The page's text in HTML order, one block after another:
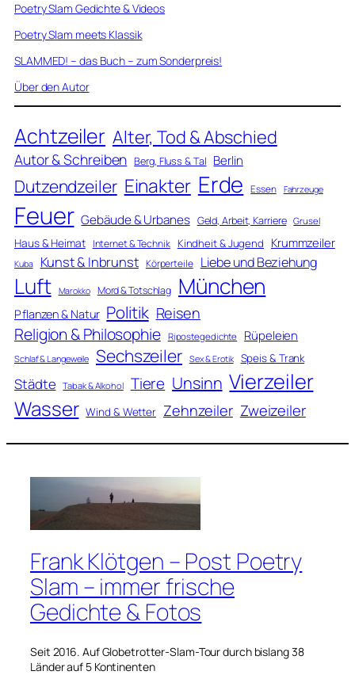
Poetry Slam Gedichte & Videos
Poetry Slam meets Klassik
SLAMMED! – das Buch – zum Sonderpreis!
Über den Autor
Achtzeiler Alter, Tod & Abschied
Autor & Schreiben Berg, Fluss & Tal Berlin
Dutzendzeiler Einakter Erde Essen Fahrzeuge
Feuer Gebäude & Urbanes Geld, Arbeit, Karriere Grusel
Haus & Heimat Internet & Technik Kindheit & Jugend Krummzeiler
Kuba Kunst & Inbrunst Körperteile Liebe und Beziehung
Luft Marokko Mord & Totschlag München
Pflanzen & Natur Politik Reisen
Religion & Philosophie Ripostegedichte Rüpeleien
Schlaf & Langeweile Sechszeiler Sex & Erotik Speis & Trank
Städte Tabak & Alkohol Tiere Unsinn Vierzeiler
Wasser Wind & Wetter Zehnzeiler Zweizeiler
Frank Klötgen – Post Poetry
Slam – immer frische
Gedichte & Fotos
Seit 2016. Auf Globetrotter-Slam-Tour durch bislang 38
Länder auf 5 Kontinenten